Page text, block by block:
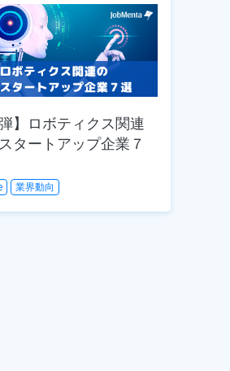
弾】ロボティクス関連
タートアップ企業７
業界動向